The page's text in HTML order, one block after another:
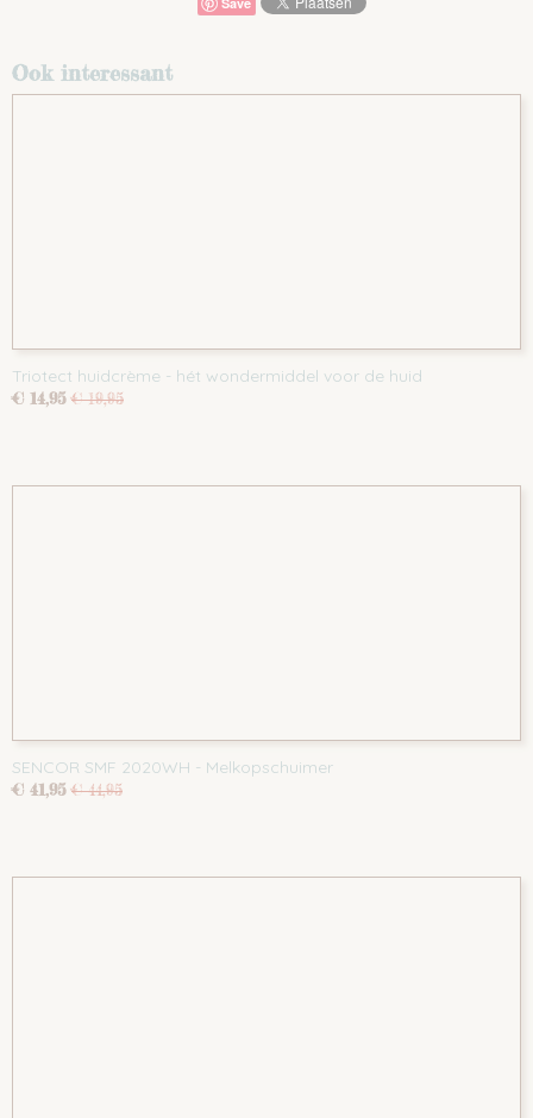
Ook interessant
Triotect huidcrème - hét wondermiddel voor de huid
€ 14,95 € 19,95
SENCOR SMF 2020WH - Melkopschuimer
€ 41,95 € 44,95